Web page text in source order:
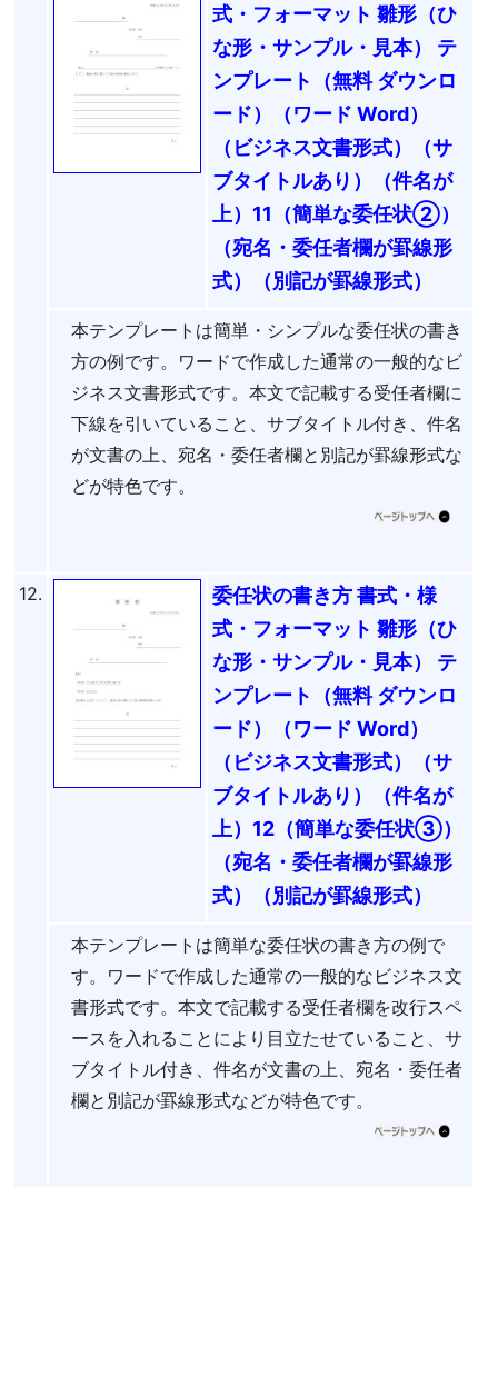
式・フォーマット 雛形（ひ
な形・サンプル・見本） テ
ンプレート（無料 ダウンロ
ード）（ワード Word）
（ビジネス文書形式）（サ
ブタイトルあり）（件名が
上）11（簡単な委任状②）
（宛名・委任者欄が罫線形
式）（別記が罫線形式）
本テンプレートは簡単・シンプルな委任状の書き
方の例です。ワードで作成した通常の一般的なビ
ジネス文書形式です。本文で記載する受任者欄に
下線を引いていること、サブタイトル付き、件名
が文書の上、宛名・委任者欄と別記が罫線形式な
どが特色です。
12.
委任状の書き方 書式・様
式・フォーマット 雛形（ひ
な形・サンプル・見本） テ
ンプレート（無料 ダウンロ
ード）（ワード Word）
（ビジネス文書形式）（サ
ブタイトルあり）（件名が
上）12（簡単な委任状③）
（宛名・委任者欄が罫線形
式）（別記が罫線形式）
本テンプレートは簡単な委任状の書き方の例で
す。ワードで作成した通常の一般的なビジネス文
書形式です。本文で記載する受任者欄を改行スペ
ースを入れることにより目立たせていること、サ
ブタイトル付き、件名が文書の上、宛名・委任者
欄と別記が罫線形式などが特色です。